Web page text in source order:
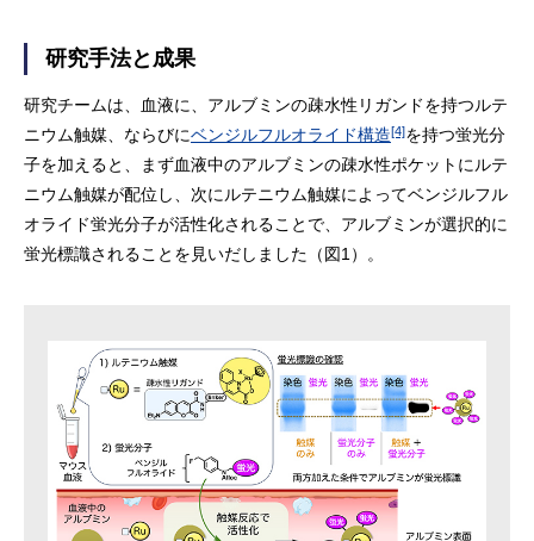
研究手法と成果
研究チームは、血液に、アルブミンの疎水性リガンドを持つルテ
ニウム触媒、ならびにベンジルフルオライド構造[4]を持つ蛍光分
子を加えると、まず血液中のアルブミンの疎水性ポケットにルテ
ニウム触媒が配位し、次にルテニウム触媒によってベンジルフル
オライド蛍光分子が活性化されることで、アルブミンが選択的に
蛍光標識されることを見いだしました（図1）。